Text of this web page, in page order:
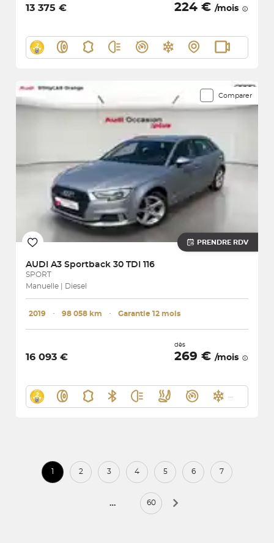
13 375 € 224 € /mois
Comparer
PRENDRE RDV
AUDI A3 Sportback 30 TDI 116
SPORT
Manuelle | Diesel
2019 ･ 98 058 km ･ Garantie 12 mois
16 093 €
dès
269 € /mois
1 2 3 4 5 6 7
… 60